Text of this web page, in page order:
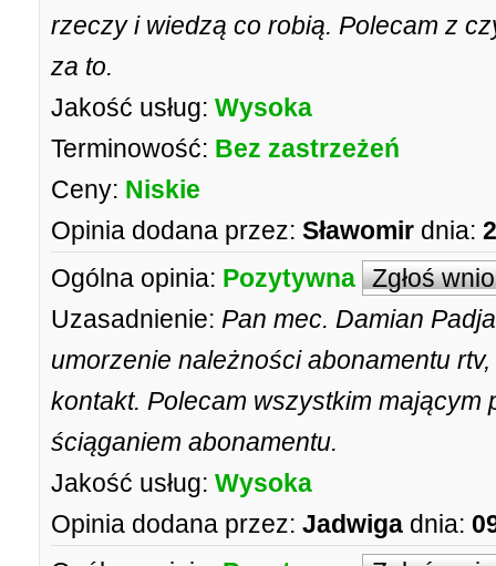
rzeczy i wiedzą co robią. Polecam z
za to.
Jakość usług: Wysoka
Terminowość: Bez zastrzeżeń
Ceny: Niskie
Opinia dodana przez: Sławomir dnia:
Ogólna opinia: Pozytywna Zgłoś
Uzasadnienie: Pan mec. Damian
umorzenie należności abonamentu
kontakt. Polecam wszystkim mającym
ściąganiem abonamentu.
Jakość usług: Wysoka
Opinia dodana przez: Jadwiga dnia: